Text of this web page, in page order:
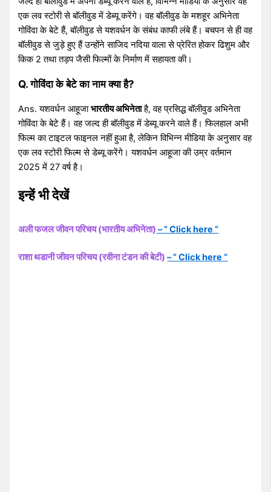
एक लव स्टोरी से बॉलीवुड में डेब्यू करेंगे। वह बॉलीवुड के मशहूर अभिनेता
गोविंदा के बेटे हैं, बॉलीवुड से यशवर्धन के संबंध काफी लंबे हैं। बचपन से ही वह
बॉलीवुड से जुड़े हुए हैं उन्होंने साजिद नदिया वाला से प्रेरित होकर ढिशुम और
किक 2 तथा तड़प जैसी फिल्मों के निर्माण में सहायता की।
Q. गोविंदा के बेटे का नाम क्या है?
Ans. यशवर्धन आहूजाभारतीय अभिनेताहै, वह प्रसिद्ध बॉलीवुड अभिनेता
गोविंदा के बेटे हैं। वह जल्द ही बॉलीवुड में डेब्यू करने वाले हैं। फिलहाल अभी
फिल्म का टाइटल फाइनल नहीं हुआ है, लेकिन विभिन्न मीडिया के अनुसार वह
एक लव स्टोरी फिल्म से डेब्यू करेंगे। यशवर्धन आहूजा की उम्र वर्तमान
2025 में 27 वर्ष है।
इन्हें भी देखें
अली फजल जीवन परिचय (भारतीय अभिनेता) – ” Click here “
राशा थडानी जीवन परिचय (रवीना टंडन की बेटी)– ” Click here “